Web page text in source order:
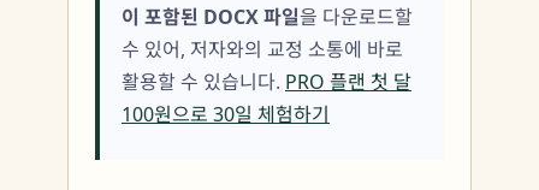
이 포함된 DOCX 파일을 다운로드할
수 있어, 저자와의 교정 소통에 바로
활용할 수 있습니다. PRO 플랜 첫 달
100원으로 30일 체험하기